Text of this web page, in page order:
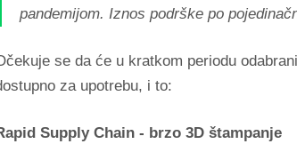
pandemijom. Iznos podrške po
se da će u kratkom periodu
za upotrebu, i to:
Supply Chain - brzo 3D štampanje